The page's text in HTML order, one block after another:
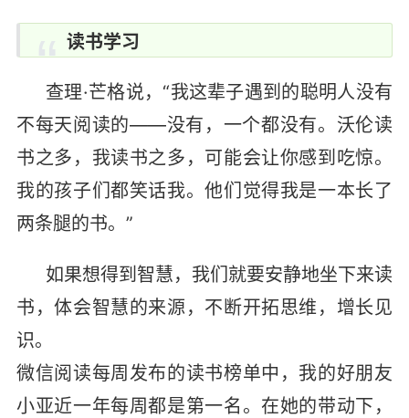
读书学习
查理·芒格说，“我这辈子遇到的聪明人没有
不每天阅读的——没有，一个都没有。沃伦读
书之多，我读书之多，可能会让你感到吃惊。
我的孩子们都笑话我。他们觉得我是一本长了
两条腿的书。”
如果想得到智慧，我们就要安静地坐下来读
书，体会智慧的来源，不断开拓思维，增长见
识。
微信阅读每周发布的读书榜单中，我的好朋友
小亚近一年每周都是第一名。在她的带动下，